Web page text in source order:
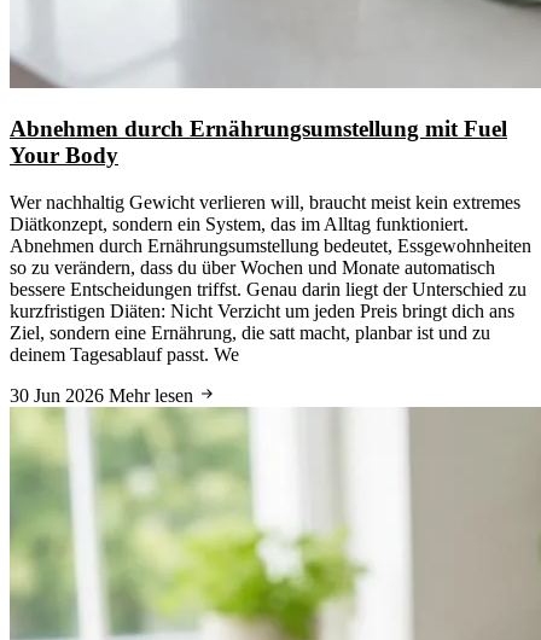
Abnehmen durch Ernährungsumstellung mit Fuel
Your Body
Wer nachhaltig Gewicht verlieren will, braucht meist kein extremes
Diätkonzept, sondern ein System, das im Alltag funktioniert.
Abnehmen durch Ernährungsumstellung bedeutet, Essgewohnheiten
so zu verändern, dass du über Wochen und Monate automatisch
bessere Entscheidungen triffst. Genau darin liegt der Unterschied zu
kurzfristigen Diäten: Nicht Verzicht um jeden Preis bringt dich ans
Ziel, sondern eine Ernährung, die satt macht, planbar ist und zu
deinem Tagesablauf passt. We
30 Jun 2026 Mehr lesen